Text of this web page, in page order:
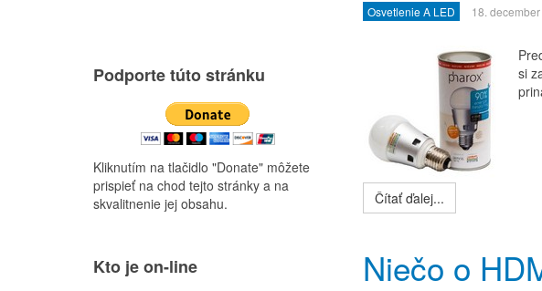
Osvetlenie A LED 18.
si
Čítať ďalej...
Niečo o
Podporte túto stránku
Kliknutím na tlačidlo "Donate" môžete
prispieť na chod tejto stránky a na
skvalitnenie jej obsahu.
Kto je on-line